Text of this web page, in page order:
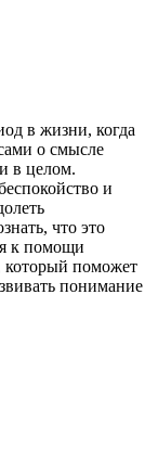
в жизни, когда
о смысле
в целом.
и
что это
к помощи
который поможет
понимание